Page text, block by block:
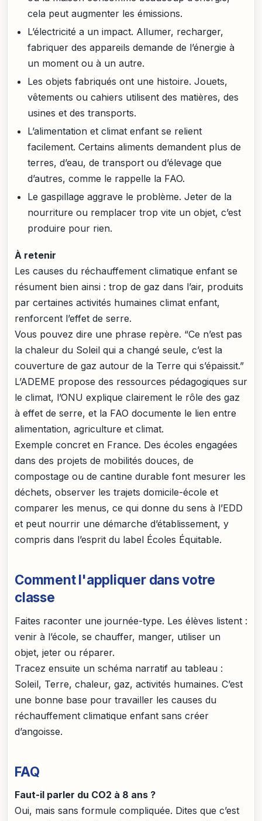
cela peut augmenter les émissions.
L’électricité a un impact. Allumer, recharger,
fabriquer des appareils demande de l’énergie à
un moment ou à un autre.
Les objets fabriqués ont une histoire. Jouets,
vêtements ou cahiers utilisent des matières, des
usines et des transports.
L’alimentation et climat enfant se relient
facilement. Certains aliments demandent plus de
terres, d’eau, de transport ou d’élevage que
d’autres, comme le rappelle la FAO.
Le gaspillage aggrave le problème. Jeter de la
nourriture ou remplacer trop vite un objet, c’est
produire pour rien.
À retenir
Les causes du réchauffement climatique enfant se
résument bien ainsi : trop de gaz dans l’air, produits
par certaines activités humaines climat enfant,
renforcent l’effet de serre.
Vous pouvez dire une phrase repère. “Ce n’est pas
la chaleur du Soleil qui a changé seule, c’est la
couverture de gaz autour de la Terre qui s’épaissit.”
L’ADEME propose des ressources pédagogiques sur
le climat, l’ONU explique clairement le rôle des gaz
à effet de serre, et la FAO documente le lien entre
alimentation, agriculture et climat.
Exemple concret en France. Des écoles engagées
dans des projets de mobilités douces, de
compostage ou de cantine durable font mesurer les
déchets, observer les trajets domicile-école et
comparer les menus, ce qui donne du sens à l’EDD
et peut nourrir une démarche d’établissement, y
compris dans l’esprit du label Écoles Équitable.
Comment l'appliquer dans votre
classe
Faites raconter une journée-type. Les élèves listent :
venir à l’école, se chauffer, manger, utiliser un
objet, jeter ou réparer.
Tracez ensuite un schéma narratif au tableau :
Soleil, Terre, chaleur, gaz, activités humaines. C’est
une bonne base pour travailler les causes du
réchauffement climatique enfant sans créer
d’angoisse.
FAQ
Faut-il parler du CO2 à 8 ans ?
Oui, mais sans formule compliquée. Dites que c’est